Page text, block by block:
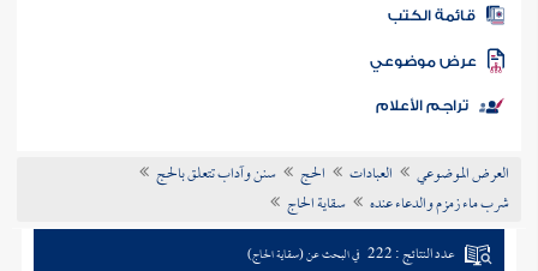
المكتبة
الكتب
موضوعي
تراجم الأعلام
العرض الموضوعي العبادات الحج
سنن وآداب تتعلق بالحج
شرب ماء زمزم والدعاء عنده
سقاية الحاج
عدد النتائج : 222 في البحث عن (سقاية الحاج)